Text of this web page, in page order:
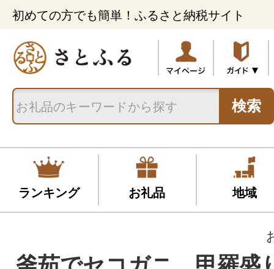
初めての方でも簡単！ふるさと納税サイト
検索
ランキング お礼品 地域